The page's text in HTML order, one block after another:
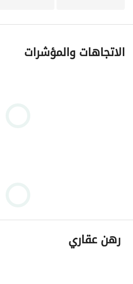
الاتجاهات والمؤشرات
رهن عقاري